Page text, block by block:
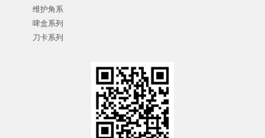
维护角系
啤盒系列
刀卡系列